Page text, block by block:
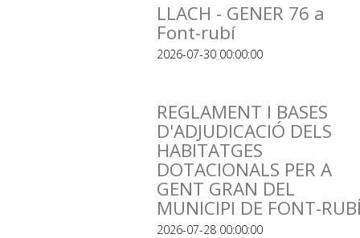
LLACH - GENER 76 a
Font-rubí
2026-07-30 00:00:00
REGLAMENT I BASES
D'ADJUDICACIÓ DELS
HABITATGES
DOTACIONALS PER A
GENT GRAN DEL
MUNICIPI DE FONT-
2026-07-28 00:00:00